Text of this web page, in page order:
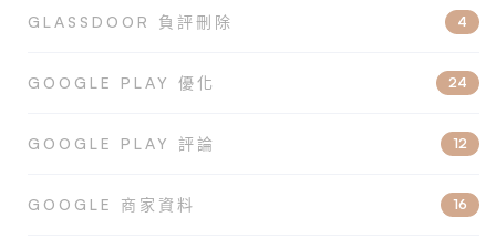
GLASSDOOR 負評刪除 4
GOOGLE PLAY 優化 24
GOOGLE PLAY 評論 12
GOOGLE 商家資料 16